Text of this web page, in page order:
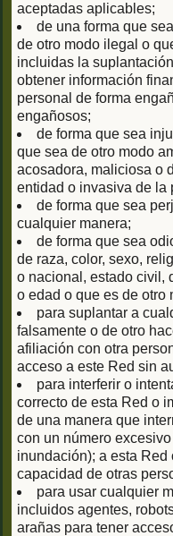
aceptadas aplicables;
de una forma que
de otro modo ilegal o
incluidas la
obtener información
personal de forma
engañosos;
de forma que sea
que sea de otro modo
acosadora, maliciosa o
entidad o invasiva de la
de forma que sea
cualquier manera;
de forma que sea
de raza, color, sexo,
o nacional, estado civil,
o edad o que es de otro
para suplantar a
falsamente o de otro
afiliación con otra
acceso a este Red sin
para interferir o
correcto de esta Red o
de una manera que
con un número
inundación); a esta Red
capacidad de otras
para usar cualquier
incluidos agentes,
arañas para tener